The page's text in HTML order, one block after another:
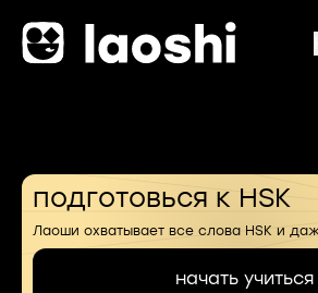
подготовься к HSK
Лаоши охватывает все слова HSK и
начать учиться